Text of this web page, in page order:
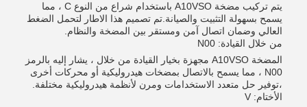
يتم تركيب مضخة A10VSO باستخدام شراع من النوع C ، مما
يسمح بسهولة التثبيت والصيانة.تم تصميم هذا الاطار لتحمل الضغط
العالي وضمان اتصال آمن ومستقر بين المضخة والنظام.
من خلال القيادة: N00
المضخة A10VSO مجهزة بخيار القيادة من خلال ، يشار إليه بالرمز
N00 ، مما يسمح بالاتصال بمضخات هيدروليكية أو محركات أخرى
،توفير حل متعدد الاستخدامات ومرن لأنظمة هيدروليكية مختلفة.
الأختام: V